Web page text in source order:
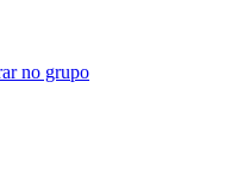
no grupo